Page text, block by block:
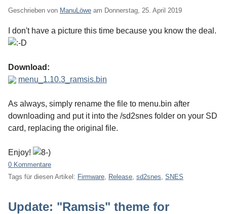
Geschrieben von ManuLöwe am Donnerstag, 25. April 2019
I don't have a picture this time because you know the deal.
Download:
menu_1.10.3_ramsis.bin
As always, simply rename the file to menu.bin after
downloading and put it into the /sd2snes folder on your SD
card, replacing the original file.
Enjoy!
0 Kommentare
Tags für diesen Artikel: Firmware Release sd2snes SNES
Update: "Ramsis" theme for